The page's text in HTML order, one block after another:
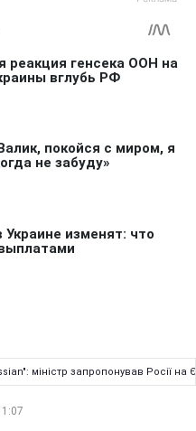
міністр запропонував Росії на